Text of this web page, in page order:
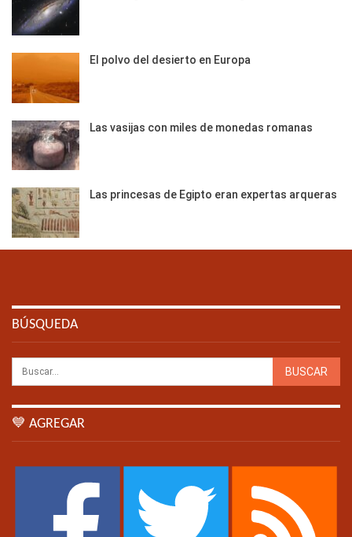
El polvo del desierto en Europa
Las vasijas con miles de monedas romanas
Las princesas de Egipto eran expertas arqueras
BÚSQUEDA
💙 AGREGAR